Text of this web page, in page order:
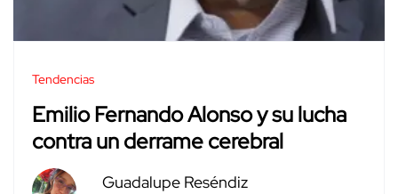
Tendencias
Emilio Fernando Alonso y su lucha
contra un derrame cerebral
Guadalupe Reséndiz